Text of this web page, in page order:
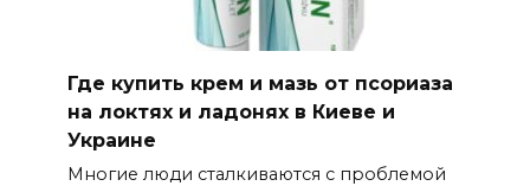
Где купить крем и мазь от псориаза
на локтях и ладонях в Киеве и
Украине
Многие люди сталкиваются с проблемой